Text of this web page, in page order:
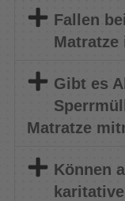
Fallen
Matratze
Gibt es
Matratze
Können